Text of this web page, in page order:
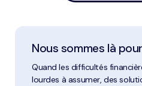
Nous sommes là
Quand les difficultés
lourdes à assumer, des